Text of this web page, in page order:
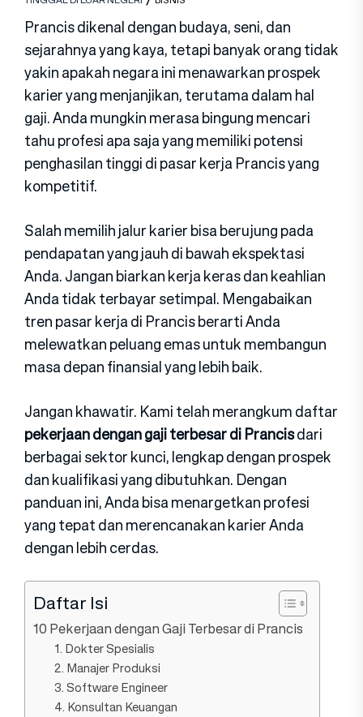
Prancis dikenal dengan budaya, seni, dan
sejarahnya yang kaya, tetapi banyak orang tidak
yakin apakah negara ini menawarkan prospek
karier yang menjanjikan, terutama dalam hal
gaji. Anda mungkin merasa bingung mencari
tahu profesi apa saja yang memiliki potensi
penghasilan tinggi di pasar kerja Prancis yang
kompetitif.
Salah memilih jalur karier bisa berujung pada
pendapatan yang jauh di bawah ekspektasi
Anda. Jangan biarkan kerja keras dan keahlian
Anda tidak terbayar setimpal. Mengabaikan
tren pasar kerja di Prancis berarti Anda
melewatkan peluang emas untuk membangun
masa depan finansial yang lebih baik.
Jangan khawatir. Kami telah merangkum daftar
pekerjaan dengan gaji terbesar di Prancisdari
berbagai sektor kunci, lengkap dengan prospek
dan kualifikasi yang dibutuhkan. Dengan
panduan ini, Anda bisa menargetkan profesi
yang tepat dan merencanakan karier Anda
dengan lebih cerdas.
Daftar Isi
10 Pekerjaan dengan Gaji Terbesar di Prancis
1. Dok⁠ter Spesia⁠lis
2. Manaj‌er Pr⁠oduksi
3. S⁠of​twar​e Eng‍ineer
4. Konsult‌an Keuangan